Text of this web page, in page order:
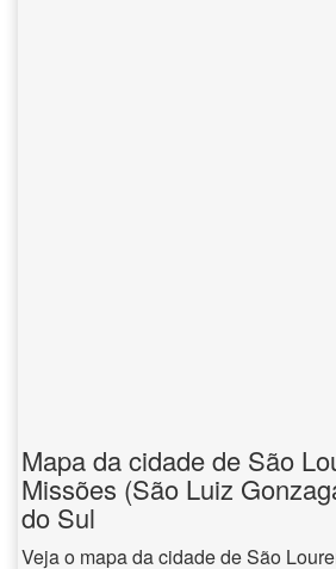
Mapa da cidade de São
Missões (São Luiz
do Sul
Veja o mapa da cidade de São